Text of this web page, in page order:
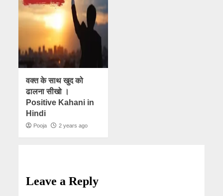
वक्त के साथ खुद को
ढालना सीखो ।
Positive Kahani in
Hindi
Pooja 2 years ago
Leave a Reply